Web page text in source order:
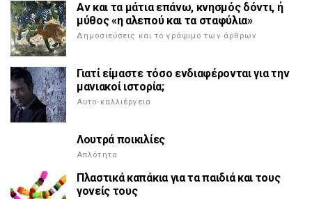
Αν και τα μάτια επάνω, κνησμός δόντι, ή
μύθος «η αλεπού και τα σταφύλια»
Δημοσιεύσεις και το γράψιμο των άρθρων
Γιατί είμαστε τόσο ενδιαφέρονται για την
μανιακοί ιστορία;
Αυτο-καλλιέργεια
Λουτρά ποικιλίες
Απλότητα
Πλαστικά καπάκια για τα παιδιά και τους
γονείς τους